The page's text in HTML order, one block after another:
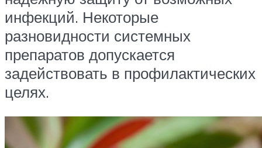
инфекций. Некоторые
разновидности системных
препаратов допускается
задействовать в профилактических
целях.